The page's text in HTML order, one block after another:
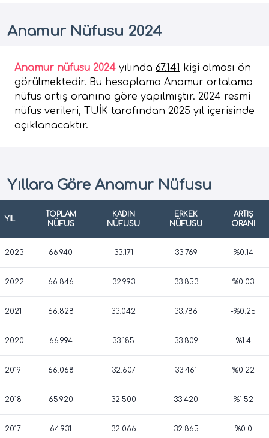
Anamur Nüfusu 2024
Anamur nüfusu 2024 yılında 67.141 kişi olması ön
görülmektedir. Bu hesaplama Anamur ortalama
nüfus artış oranına göre yapılmıştır. 2024 resmi
nüfus verileri, TUİK tarafından 2025 yıl içerisinde
açıklanacaktır.
Yıllara Göre Anamur Nüfusu
YIL
TOPLAM
NÜFUS
KADIN
NÜFUSU
ERKEK
NÜFUSU
ARTIŞ
ORANI
2023 66.940 33.171 33.769 %0.14
2022 66.846 32.993 33.853 %0.03
2021 66.828 33.042 33.786 -%0.25
2020 66.994 33.185 33.809 %1.4
2019 66.068 32.607 33.461 %0.22
2018 65.920 32.500 33.420 %1.52
2017 64.931 32.066 32.865 %0.0